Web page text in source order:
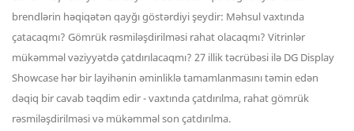
brendlərin həqiqətən qayğı göstərdiyi şeydir: Məhsul vaxtında
çatacaqmı? Gömrük rəsmiləşdirilməsi rahat olacaqmı? Vitrinlər
mükəmməl vəziyyətdə çatdırılacaqmı? 27 illik təcrübəsi ilə DG Display
Showcase hər bir layihənin əminliklə tamamlanmasını təmin edən
dəqiq bir cavab təqdim edir - vaxtında çatdırılma, rahat gömrük
rəsmiləşdirilməsi və mükəmməl son çatdırılma.